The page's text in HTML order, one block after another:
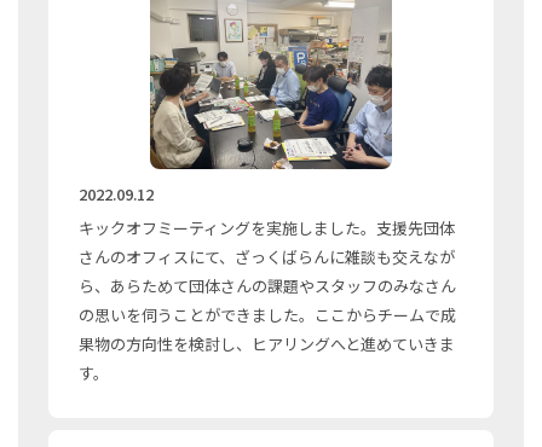
2022.09.12
キックオフミーティングを実施しました。支援先団体
さんのオフィスにて、ざっくばらんに雑談も交えなが
ら、あらためて団体さんの課題やスタッフのみなさん
の思いを伺うことができました。ここからチームで成
果物の方向性を検討し、ヒアリングへと進めていきま
す。